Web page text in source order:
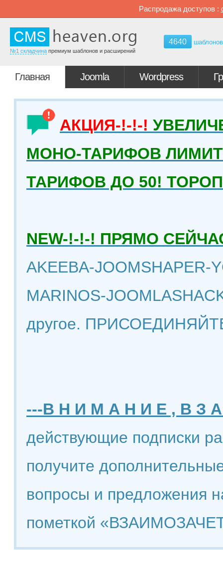
Распродажа доступов :
№1 складчина премиум шаблонов и расширений
4640 шаблонов
Главная Joomla Wordpress
АКЦИЯ-!-!-!
МОНО-ТАРИФОВ
ТАРИФОВ ДО 50!
NEW-!-!-! ПРЯМО
AKEEBA-JOOMSHAPER-
MARINOS-
другое.
---В Н И М А Н И Е , В З
действующие подписки
получите
вопросы и предложения
пометкой